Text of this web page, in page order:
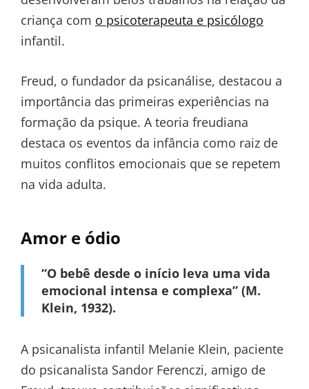
criança com o psicoterapeuta e psicólogo
infantil.
Freud, o fundador da psicanálise, destacou a
importância das primeiras experiências na
formação da psique. A teoria freudiana
destaca os eventos da infância como raiz de
muitos conflitos emocionais que se repetem
na vida adulta.
Amor e ódio
“O bebê desde o início leva uma vida
emocional intensa e complexa” (M.
Klein, 1932).
A psicanalista infantil Melanie Klein, paciente
do psicanalista Sandor Ferenczi, amigo de